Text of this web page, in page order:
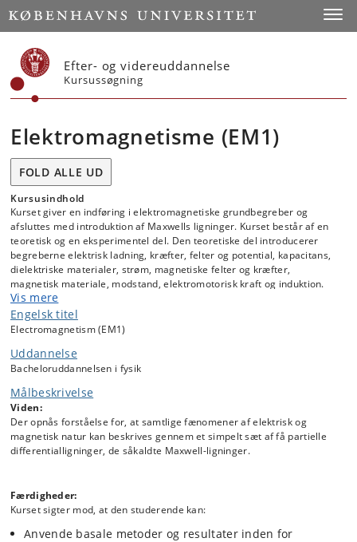
Start
Efter- og videreuddannelse
Kursussøgning
Elektromagnetisme (EM1)
FOLD ALLE UD
Kursusindhold
Kurset giver en indføring i elektromagnetiske grundbegreber og
afsluttes med introduktion af Maxwells ligninger. Kurset består af en
teoretisk og en eksperimentel del. Den teoretiske del introducerer
begreberne elektrisk ladning, kræfter, felter og potential, kapacitans,
dielektriske materialer, strøm, magnetiske felter og kræfter,
magnetisk materiale, modstand, elektromotorisk kraft og induktion.
Undervejs opbygges Maxwells ligninger systematisk og sammenfattes
til sidst med indførelse af forskydningsleddet. Den eksperimentelle
del er snævert forbundet med den teoretiske del.
Vis mere
Engelsk titel
Electromagnetism (EM1)
Uddannelse
Bacheloruddannelsen i fysik
Målbeskrivelse
Viden:
Der opnås forståelse for, at samtlige fænomener af elektrisk og
magnetisk natur kan beskrives gennem et simpelt sæt af få partielle
differentialligninger, de såkaldte Maxwell-ligninger.
Færdigheder:
Kurset sigter mod, at den studerende kan:
Anvende basale metoder og resultater inden for